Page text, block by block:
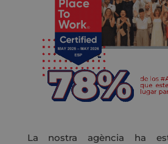
La nostra agència ha